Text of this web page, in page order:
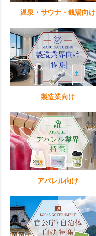
温泉・サウナ・銭湯向け
製造業向け
アパレル向け